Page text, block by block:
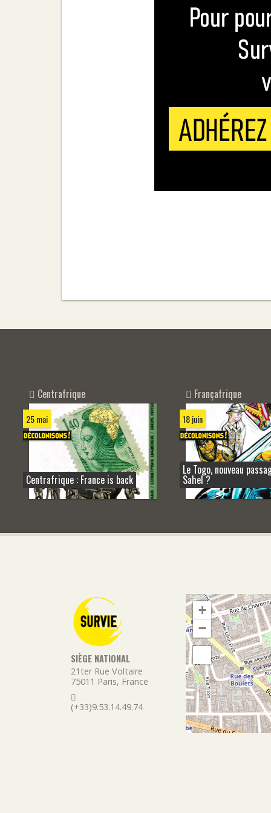
Centrafrique
25 mai
Centrafrique : France is back
Françafrique
18 juin
Le Togo, nouveau
Sahel ?
SIÈGE NATIONAL
21ter Rue Voltaire
75011 Paris, France
(+33)9.53.14.49.74
+
−